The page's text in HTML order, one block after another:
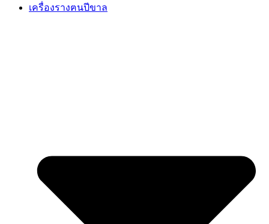
เครื่องรางฅนปีขาล